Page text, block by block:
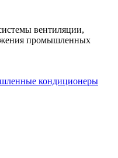
вентиляции,
промышленных
кондиционеры